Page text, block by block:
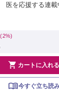
医を応援する連
れぞれの「私の
場するのは，様々
 カートに入れる
今すぐ立ち読